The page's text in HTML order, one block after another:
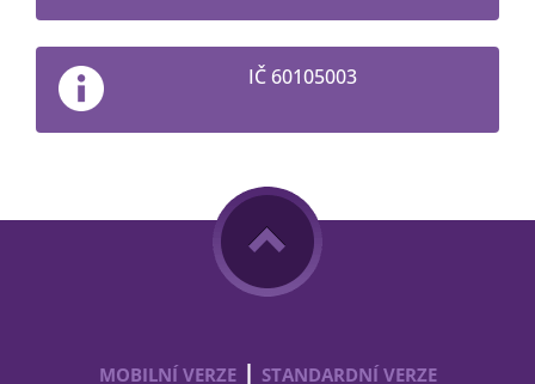
IČ 60105003
MOBILNÍ VERZE | STANDARDNÍ VERZE